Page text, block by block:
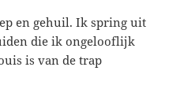
en gehuil. Ik spring uit
die ik ongelooflijk
is van de trap